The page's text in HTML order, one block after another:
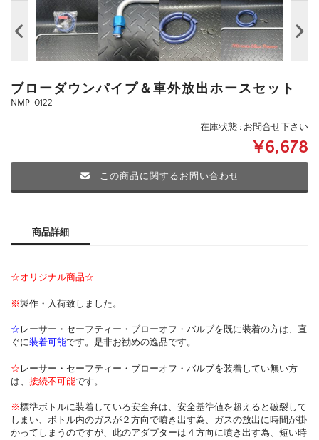
ブローダウンパイプ＆車外放出ホースセット
NMP-0122
在庫状態 : お問合せ下さい
¥6,678
この商品に関するお問い合わせ
商品詳細
☆オリジナル商品☆
※製作・入荷致しました。
☆ レーサー・セーフティー・ブローオフ・バルブを既に装着の方は、直
ぐに装着可能です。是非お勧めの逸品です。
☆ レーサー・セーフティー・ブローオフ・バルブを装着してい無い方
は、 接続不可能です。
※標準ボトルに装着している安全弁は、安全基準値を超えると破裂して
しまい、ボトル内のガスが２方向で噴き出す為、ガスの放出に時間が掛
かってしまうのですが、此のアダプターは４方向に噴き出す為、短い時